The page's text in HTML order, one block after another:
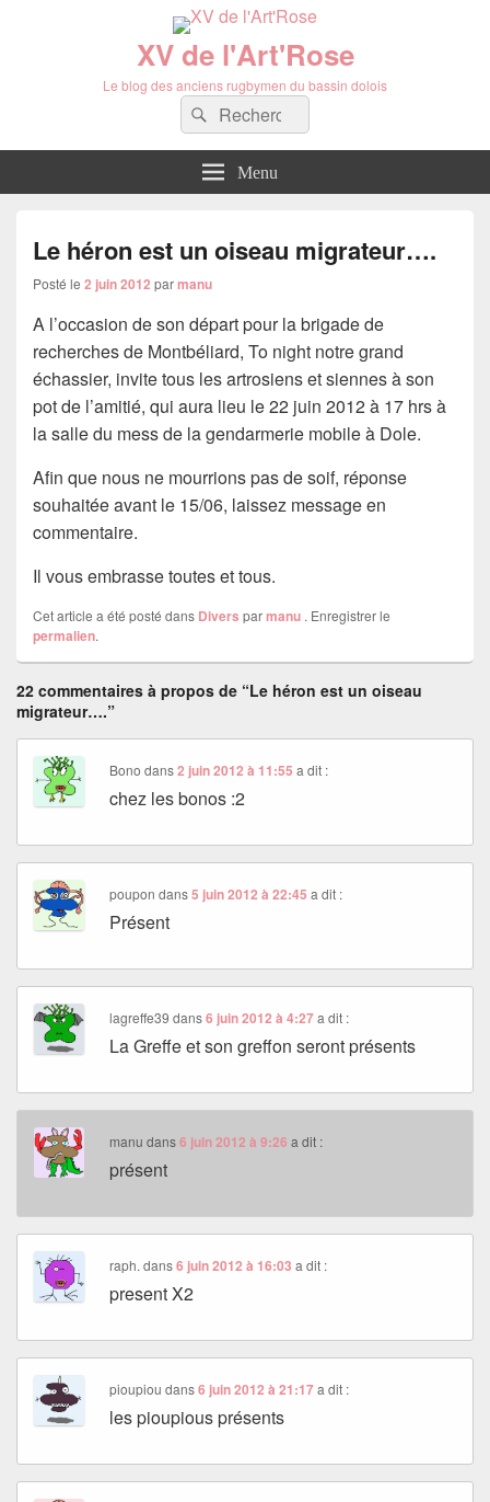
XV de l'Art'Rose
Le blog des anciens rugbymen du bassin dolois
Recherche :
Rechercher
Menu
Le héron est un oiseau migrateur….
Posté le 2 juin 2012 parmanu
A l’occasion de son départ pour la brigade de
recherches de Montbéliard, To night notre grand
échassier, invite tous les artrosiens et siennes à son
pot de l’amitié, qui aura lieu le 22 juin 2012 à 17 hrs à
la salle du mess de la gendarmerie mobile à Dole.
Afin que nous ne mourrions pas de soif, réponse
souhaitée avant le 15/06, laissez message en
commentaire.
Il vous embrasse toutes et tous.
Cet article a été posté dans Divers parmanu . Enregistrer le
permalien.
22 commentaires à propos de “Le héron est un oiseau
migrateur….”
Bono dans2 juin 2012 à 11:55 a dit :
chez les bonos :2
poupon dans5 juin 2012 à 22:45 a dit :
Présent
lagreffe39 dans6 juin 2012 à 4:27 a dit :
La Greffe et son greffon seront présents
manu dans6 juin 2012 à 9:26 a dit :
présent
raph. dans6 juin 2012 à 16:03 a dit :
present X2
pioupiou dans6 juin 2012 à 21:17 a dit :
les pioupious présents